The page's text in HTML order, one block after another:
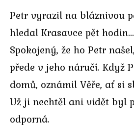
Petr vyrazil na bláznivou
hledal Krasavce pět
Spokojený, že ho Petr
přede v jeho náručí. Když
domů, oznámil Věře, ať si
Už ji nechtěl ani vidět byl
odporná.